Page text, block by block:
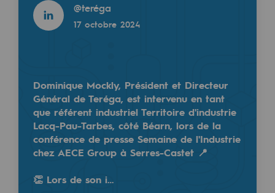
Notre organisation
Notre organisation
Indicateurs
Publications institutionnelles
Où nous trouver
@teréga
17 octobre 2024
Dominique Mockly, Président et Directeur
Général de Teréga, est intervenu en tant
que référent industriel Territoire d'industrie
Lacq-Pau-Tarbes, côté Béarn, lors de la
conférence de presse Semaine de l'Industrie
chez AECE Group à Serres-Castet 📍
👏 Lors de son i…